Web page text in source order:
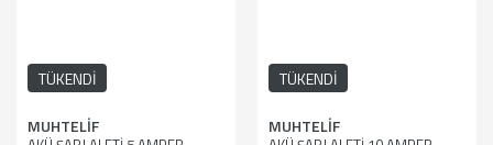
TÜKENDİ
MUHTELİF
TÜKENDİ
MUHTELİF